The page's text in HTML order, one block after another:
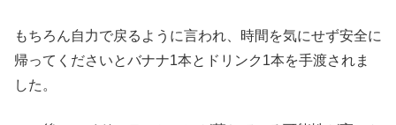
もちろん自力で戻るように言われ、時間を気にせず安全に
帰ってくださいとバナナ1本とドリンク1本を手渡されま
した。